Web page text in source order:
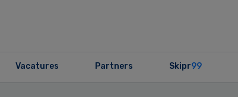
Vacatures Partners Skipr99